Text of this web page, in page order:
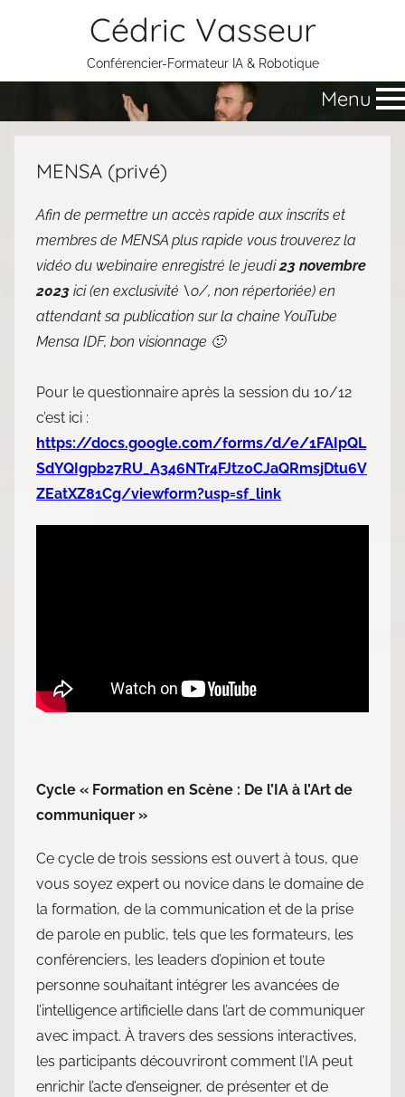
Cédric Vasseur
Conférencier-Formateur IA & Robotique
Menu
MENSA (privé)
Afin de permettre un accès rapide aux inscrits et
membres de MENSA plus rapide vous trouverez la
vidéo du webinaire enregistré le jeudi23 novembre
2023 ici (en exclusivité \o/, non répertoriée) en
attendant sa publication sur la chaine YouTube
Mensa IDF, bon visionnage 🙂
Pour le questionnaire après la session du 10/12
c’est ici :
https://docs.google.com/forms/d/e/1FAIpQL
SdYQIgpb27RU_A346NTr4FJtz0CJaQRmsjDtu6V
ZEatXZ81Cg/viewform?usp=sf_link
Cycle « Formation en Scène : De l’IA à l’Art de
communiquer »
Ce cycle de trois sessions est ouvert à tous, que
vous soyez expert ou novice dans le domaine de
la formation, de la communication et de la prise
de parole en public, tels que les formateurs, les
conférenciers, les leaders d’opinion et toute
personne souhaitant intégrer les avancées de
l’intelligence artificielle dans l’art de communiquer
avec impact. À travers des sessions interactives,
les participants découvriront comment l’IA peut
enrichir l’acte d’enseigner, de présenter et de